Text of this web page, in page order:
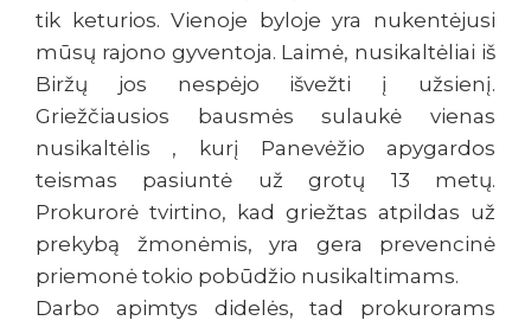
tik keturios. Vienoje byloje yra nukentėjusi
mūsų rajono gyventoja. Laimė, nusikaltėliai iš
Biržų jos nespėjo išvežti į užsienį.
Griežčiausios bausmės sulaukė vienas
nusikaltėlis , kurį Panevėžio apygardos
teismas pasiuntė už grotų 13 metų.
Prokurorė tvirtino, kad griežtas atpildas už
prekybą žmonėmis, yra gera prevencinė
priemonė tokio pobūdžio nusikaltimams.
Darbo apimtys didelės, tad prokurorams